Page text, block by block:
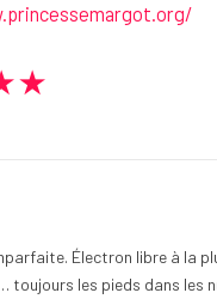
Électron libre à la
toujours les pieds dans les